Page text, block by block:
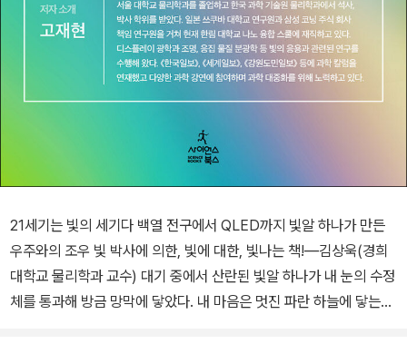
21세기는 빛의 세기다 백열 전구에서 QLED까지 빛알 하나가 만든
우주와의 조우 빛 박사에 의한, 빛에 대한, 빛나는 책!―김상욱(경희
대학교 물리학과 교수) 대기 중에서 산란된 빛알 하나가 내 눈의 수정
체를 통과해 방금 망막에 닿았다. 내 마음은 멋진 파란 하늘에 닿는다.